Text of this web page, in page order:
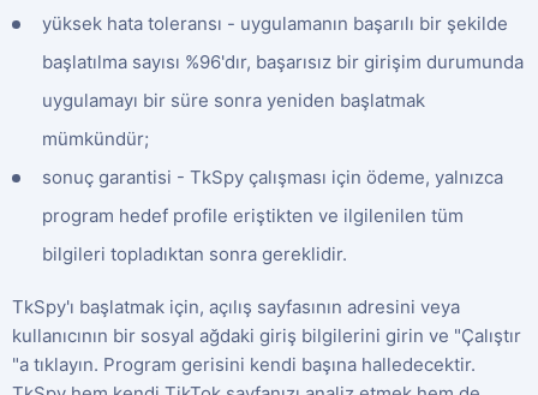
yüksek hata toleransı - uygulamanın başarılı bir şekilde
başlatılma sayısı %96'dır, başarısız bir girişim durumunda
uygulamayı bir süre sonra yeniden başlatmak
mümkündür;
sonuç garantisi - TkSpy çalışması için ödeme, yalnızca
program hedef profile eriştikten ve ilgilenilen tüm
bilgileri topladıktan sonra gereklidir.
TkSpy'ı başlatmak için, açılış sayfasının adresini veya
kullanıcının bir sosyal ağdaki giriş bilgilerini girin ve "Çalıştır
"a tıklayın. Program gerisini kendi başına halledecektir.